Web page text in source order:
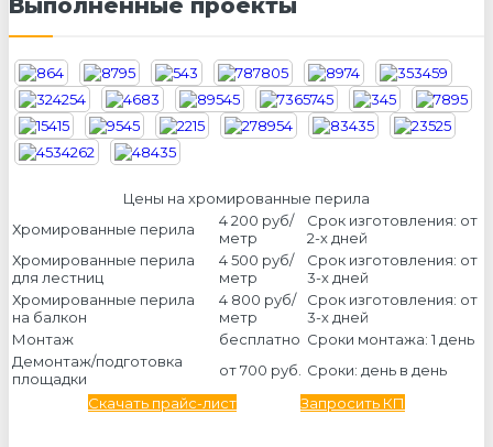
Цены на хромированные перила
Хромированные перила
4 200 руб/
метр
Срок изготовления: от
2-х дней
Хромированные перила
для лестниц
4 500 руб/
метр
Срок изготовления: от
3-х дней
Хромированные перила
на балкон
4 800 руб/
метр
Срок изготовления: от
3-х дней
Монтаж
бесплатно Сроки монтажа: 1 день
Демонтаж/подготовка
площадки
от 700 руб.
Сроки: день в день
Скачать прайс-лист
Запросить КП